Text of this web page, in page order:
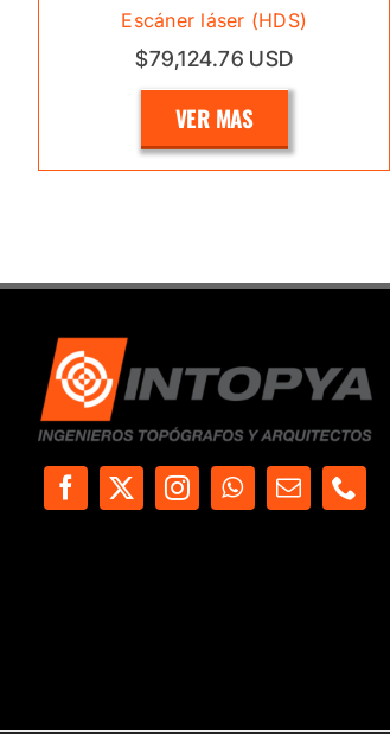
Escáner láser (HDS)
$79,124.76 USD
VER MAS